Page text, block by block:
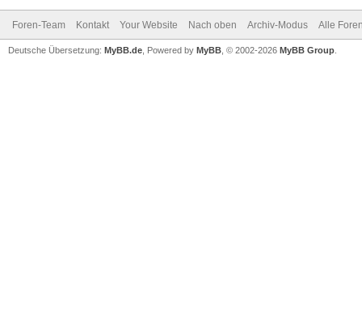
Foren-Team Kontakt Your Website Nach oben Archiv-Modus Alle
Deutsche Übersetzung: MyBB.de , Powered by MyBB , © 2002-2026 MyBB Group